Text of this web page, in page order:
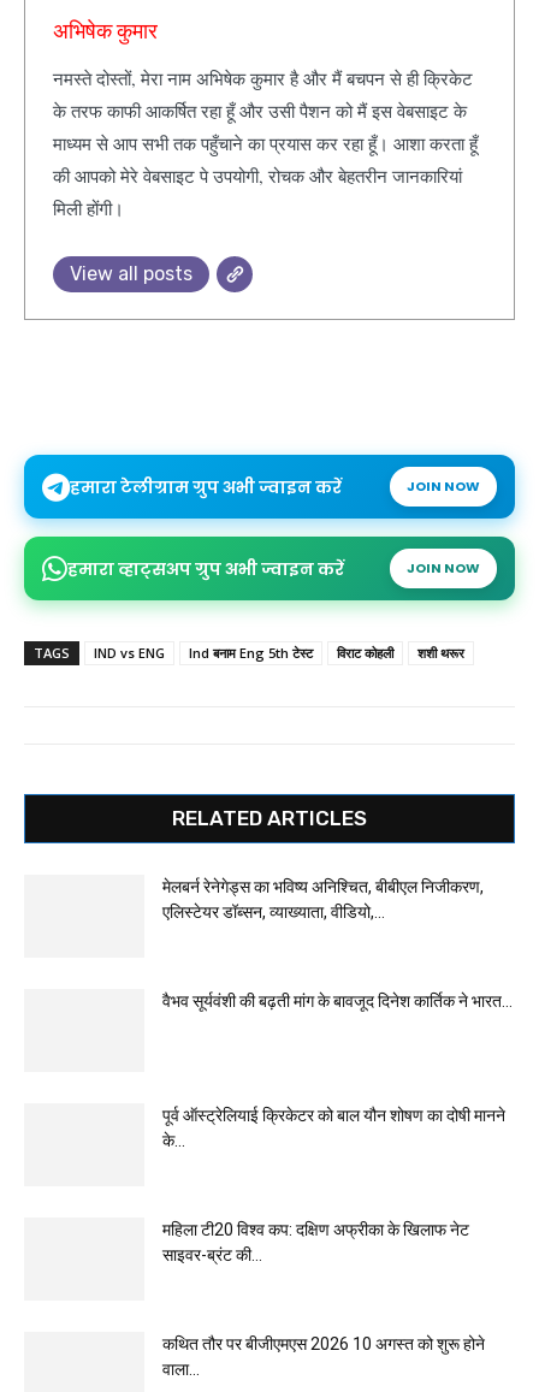
अभिषेक कुमार
नमस्ते दोस्तों, मेरा नाम अभिषेक कुमार है और मैं बचपन से ही क्रिकेट
के तरफ काफी आकर्षित रहा हूँ और उसी पैशन को मैं इस वेबसाइट के
माध्यम से आप सभी तक पहुँचाने का प्रयास कर रहा हूँ। आशा करता हूँ
की आपको मेरे वेबसाइट पे उपयोगी, रोचक और बेहतरीन जानकारियां
मिली होंगी।
View all posts
हमारा टेलीग्राम ग्रुप अभी ज्वाइन करें JOIN NOW
हमारा व्हाट्सअप ग्रुप अभी ज्वाइन करें JOIN NOW
TAGS IND vs ENG Ind बनाम Eng 5th टेस्ट विराट कोहली शशी थरूर
RELATED ARTICLES
मेलबर्न रेनेगेड्स का भविष्य अनिश्चित, बीबीएल निजीकरण,
एलिस्टेयर डॉब्सन, व्याख्याता, वीडियो,...
वैभव सूर्यवंशी की बढ़ती मांग के बावजूद दिनेश कार्तिक ने भारत...
पूर्व ऑस्ट्रेलियाई क्रिकेटर को बाल यौन शोषण का दोषी मानने
के...
महिला टी20 विश्व कप: दक्षिण अफ्रीका के खिलाफ नेट
साइवर-ब्रंट की...
कथित तौर पर बीजीएमएस 2026 10 अगस्त को शुरू होने
वाला...